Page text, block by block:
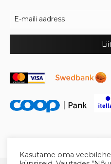
Kasutame oma